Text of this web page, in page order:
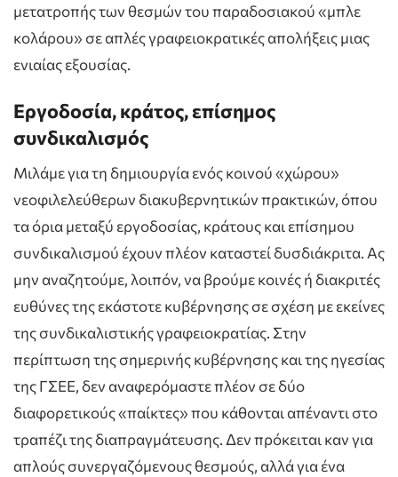
μετατροπής των θεσμών του παραδοσιακού «μπλε
κολάρου» σε απλές γραφειοκρατικές απολήξεις μιας
ενιαίας εξουσίας.
Εργοδοσία, κράτος, επίσημος
συνδικαλισμός
Μιλάμε για τη δημιουργία ενός κοινού «χώρου»
νεοφιλελεύθερων διακυβερνητικών πρακτικών, όπου
τα όρια μεταξύ εργοδοσίας, κράτους και επίσημου
συνδικαλισμού έχουν πλέον καταστεί δυσδιάκριτα. Ας
μην αναζητούμε, λοιπόν, να βρούμε κοινές ή διακριτές
ευθύνες της εκάστοτε κυβέρνησης σε σχέση με εκείνες
της συνδικαλιστικής γραφειοκρατίας. Στην
περίπτωση της σημερινής κυβέρνησης και της ηγεσίας
της ΓΣΕΕ, δεν αναφερόμαστε πλέον σε δύο
διαφορετικούς «παίκτες» που κάθονται απέναντι στο
τραπέζι της διαπραγμάτευσης. Δεν πρόκειται καν για
απλούς συνεργαζόμενους θεσμούς, αλλά για ένα